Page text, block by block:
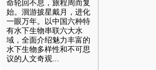
命轮回不息，旅程周而复
始。洄游披星戴月，进化
一眼万年。以中国六种特
有水下生物串联六大水
域，全面介绍魅力丰富的
水下生物多样性和不可思
议的人文奇观...